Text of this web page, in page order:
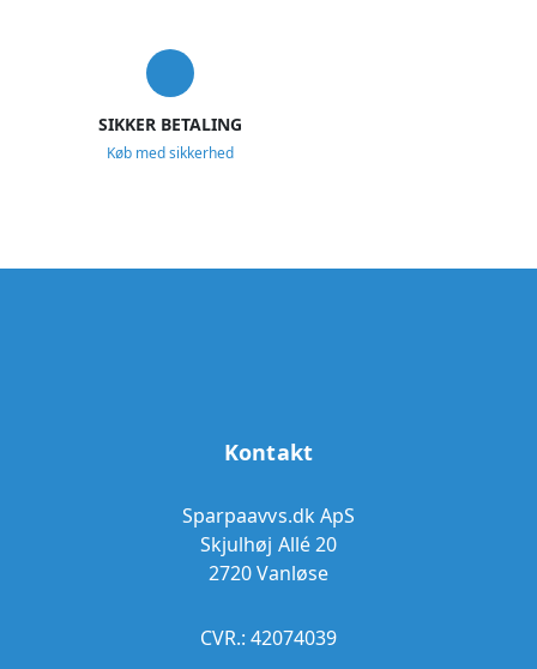
SIKKER BETALING
Køb med sikkerhed
Kontakt
Sparpaavvs.dk ApS
Skjulhøj Allé 20
2720 Vanløse
CVR.: 42074039